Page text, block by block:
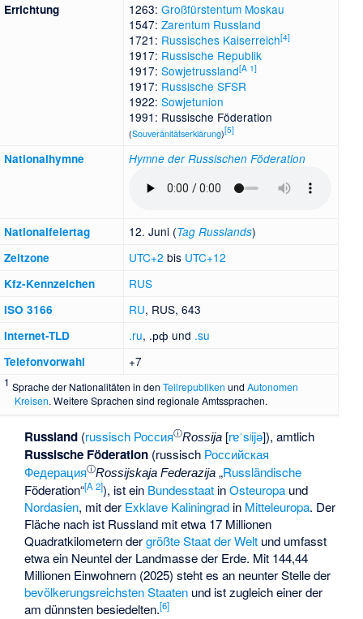
Errichtung 1263:Großfürstentum Moskau
1547:Zarentum Russland
1721: Russisches Kaiserreich[4]
1917: Russische Republik
1917:Sowjetrussland[A 1]
1917: Russische SFSR
1922:Sowjetunion
1991: Russische Föderation
(Souveränitätserklärung)[5]
National­hymne Hymne der Russischen Föderation
Nationalfeiertag 12. Juni (Tag Russlands)
Zeitzone UTC+2 bis UTC+12
Kfz-Kennzeichen RUS
ISO 3166 RU, RUS, 643
Internet-TLD .ru, .рф und .su
Telefonvorwahl +7
1 Sprache der Nationalitäten in denTeilrepubliken undAutonomen
Kreisen. Weitere Sprachen sind regionale Amtssprachen.
Russland (russisch РоссияⓘRossija [rɐˈsʲijə]), amtlich
Russische Föderation (russisch Российская
ФедерацияⓘRossijskaja Federazija „Russländische
Föderation“[A 2]), ist ein Bundesstaat inOsteuropa und
Nordasien, mit der Exklave Kaliningrad in Mitteleuropa. Der
Fläche nach ist Russland mit etwa 17 Millionen
Quadratkilometern dergrößte Staat der Welt und umfasst
etwa ein Neuntel der Landmasse der Erde. Mit 144,44
Millionen Einwohnern (2025) steht es an neunter Stelle der
bevölkerungsreichsten Staaten und ist zugleich einer der
am dünnsten besiedelten.[6]